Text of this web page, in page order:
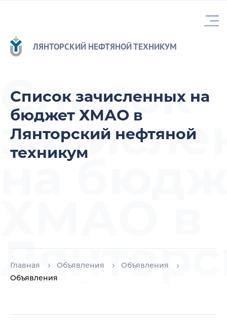
ЛЯНТОРСКИЙ НЕФТЯНОЙ ТЕХНИКУМ
Список зачисленных на
бюджет ХМАО в
Лянторский нефтяной
техникум
Главная Объявления
Объявления
Объявления
Список
на